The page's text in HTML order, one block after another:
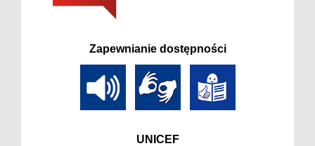
Zapewnianie dostępności
UNICEF